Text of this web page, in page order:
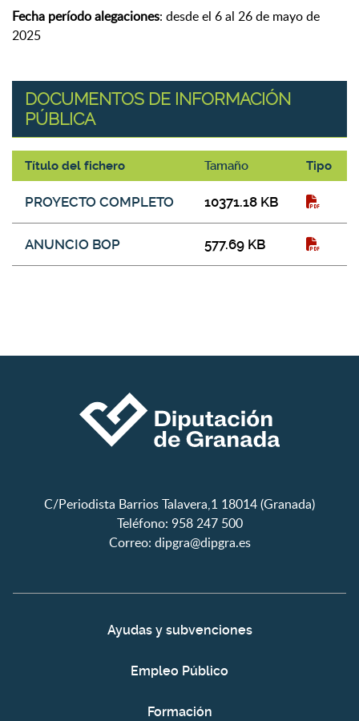
Fecha período alegaciones: desde el 6 al 26 de mayo de
2025
DOCUMENTOS DE INFORMACIÓN
PÚBLICA
Título del fichero Tamaño Tipo
PROYECTO COMPLETO 10371.18 KB
ANUNCIO BOP 577.69 KB
C/Periodista Barrios Talavera,1 18014 (Granada)
Teléfono: 958 247 500
Correo: dipgra@dipgra.es
Ayudas y subvenciones
Empleo Público
Formación